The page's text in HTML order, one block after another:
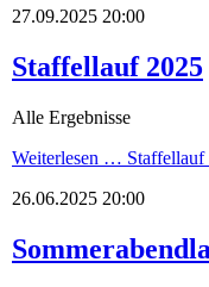
27.09.2025 20:00
Staffellauf 2025
Alle Ergebnisse
Weiterlesen … Staffellauf
26.06.2025 20:00